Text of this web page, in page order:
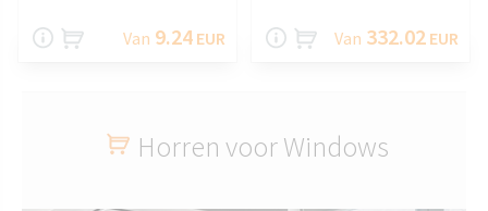
Van 9.24 EUR Van 332.02 EUR
Horren voor Windows